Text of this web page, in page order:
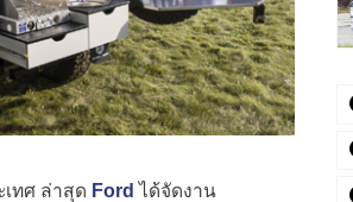
ทศ ล่าสุด Ford ได้จัดงาน